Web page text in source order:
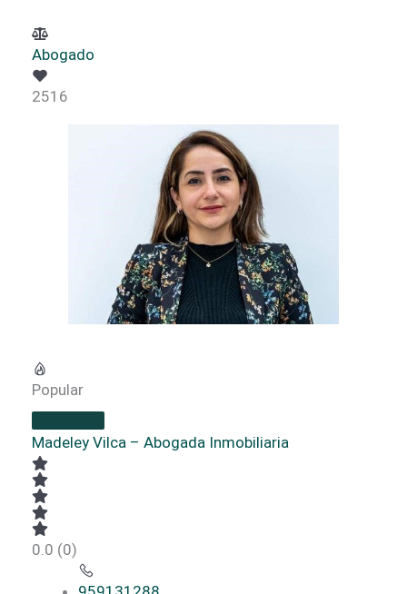
Abogado
2516
Popular
Madeley Vilca – Abogada Inmobiliaria
0.0 (0)